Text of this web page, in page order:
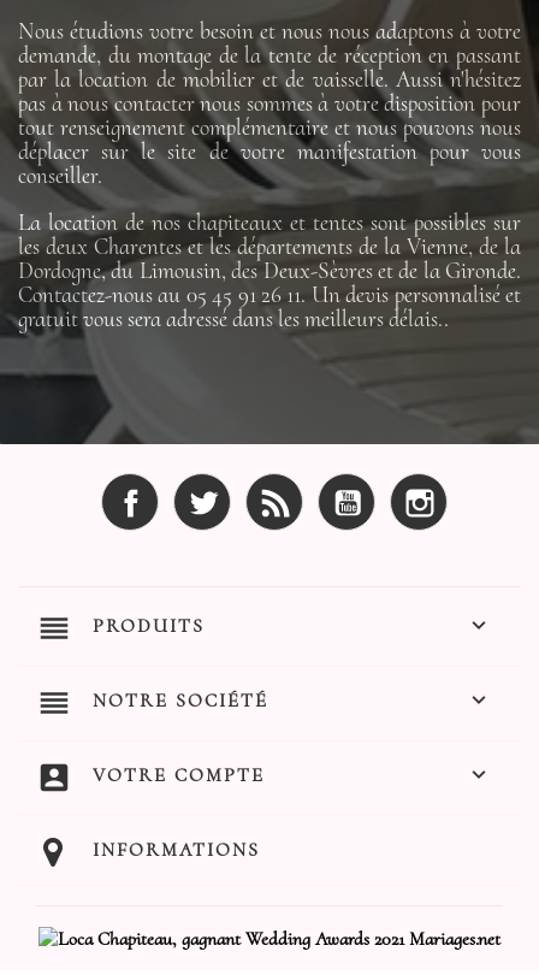
Nous étudions votre besoin et nous nous adaptons à votre
demande, du montage de la tente de réception en passant
par la location de mobilier et de vaisselle. Aussi n'hésitez
pas à nous contacter nous sommes à votre disposition pour
tout renseignement complémentaire et nous pouvons nous
déplacer sur le site de votre manifestation pour vous
conseiller.
La location de nos chapiteaux et tentes sont possibles sur
les deux Charentes et les départements de la Vienne, de la
Dordogne, du Limousin, des Deux-Sèvres et de la Gironde.
Contactez-nous au 05 45 91 26 11. Un devis personnalisé et
gratuit vous sera adressé dans les meilleurs délais..
Facebook Twitter Rss YouTube
reorder PRODUITS 
reorder NOTRE SOCIÉTÉ 
account_box VOTRE COMPTE 
INFORMATIONS